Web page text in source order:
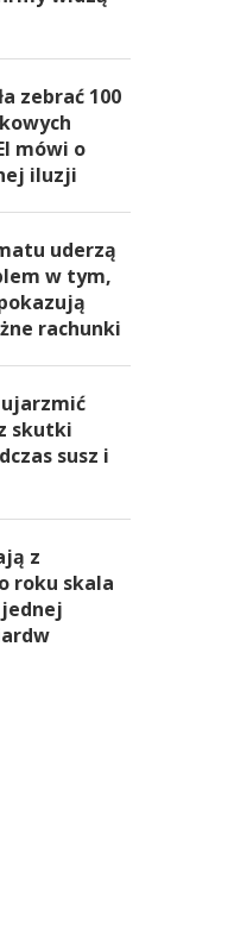
podjął decyzję o
proc. jego wartości
zebrać 100
mówi o
iluzji
uderzą
w tym,
rachunki
skutki
susz i
z
roku skala